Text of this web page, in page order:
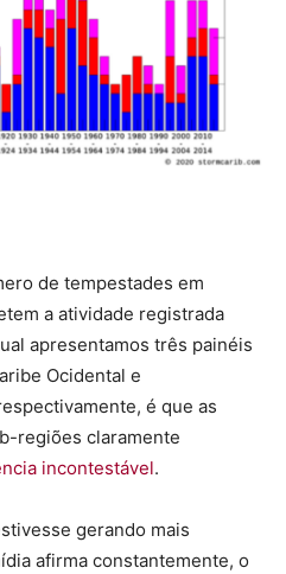
de tempestades em
a atividade registrada
apresentamos três painéis
Ocidental e
é que as
regiões claramente
incontestável.
gerando mais
afirma constantemente, o